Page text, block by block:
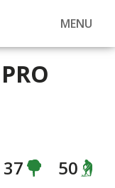
MENU
37 50